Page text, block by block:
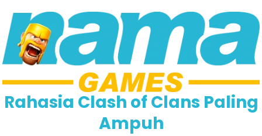
content
Rahasia Clash of Clans Paling
Ampuh